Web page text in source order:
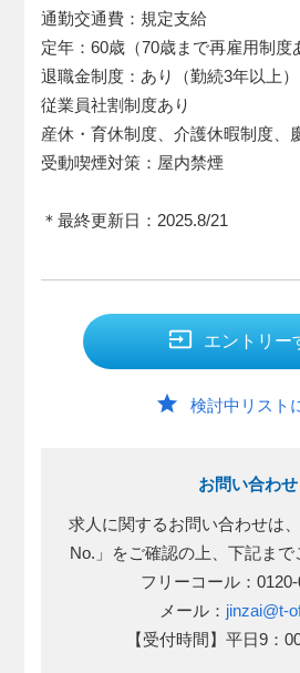
通勤交通費：規定支給
定年：60歳（70歳まで再雇用制度
退職金制度：あり（勤続3年以上）
従業員社割制度あり
産休・育休制度、介護休暇制度、
受動喫煙対策：屋内禁煙
＊最終更新日：2025.8/21
input エントリー
star 検討中リスト
お問い合わせ
求人に関するお問い合わせは
No.」をご確認の上、下記まで
フリーコール：
メール： jinzai@t-
【受付時間】平日9：